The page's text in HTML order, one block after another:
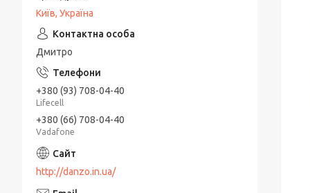
Київ, Україна
Дмитро
+380 (93) 708-04-40
Lifecell
+380 (66) 708-04-40
Vadafone
http://danzo.in.ua/